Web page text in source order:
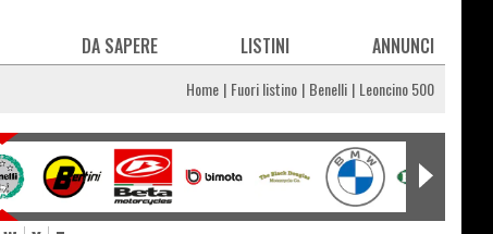
DA SAPERE LISTINI ANNUNCI
Home Fuori listino Benelli Leoncino 500